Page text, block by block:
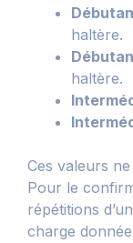
haltère.
haltère.
Ces valeurs
Pour le
répétitions
charge